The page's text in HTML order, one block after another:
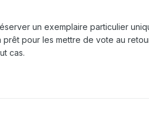
un exemplaire particulier
pour les mettre de vote au
cas.